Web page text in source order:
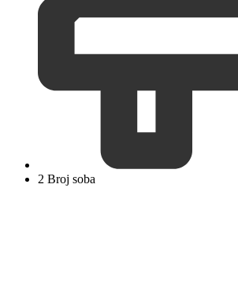
2 Broj soba